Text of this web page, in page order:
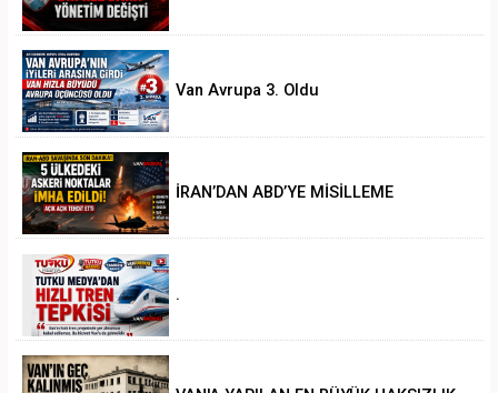
Van Avrupa 3. Oldu
İRAN’DAN ABD’YE MİSİLLEME
.